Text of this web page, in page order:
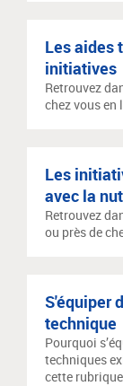
Les aides
initiatives
Retrouvez
chez vous en
Les
avec la
Retrouvez
ou près de
S'équiper
technique
Pourquoi
techniques
cette rubrique